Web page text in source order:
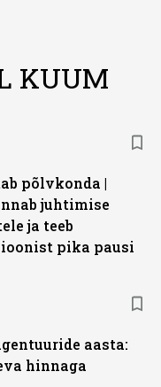
KUUM
põlvkonda |
juhtimise
ja teeb
pika pausi
aasta:
hinnaga